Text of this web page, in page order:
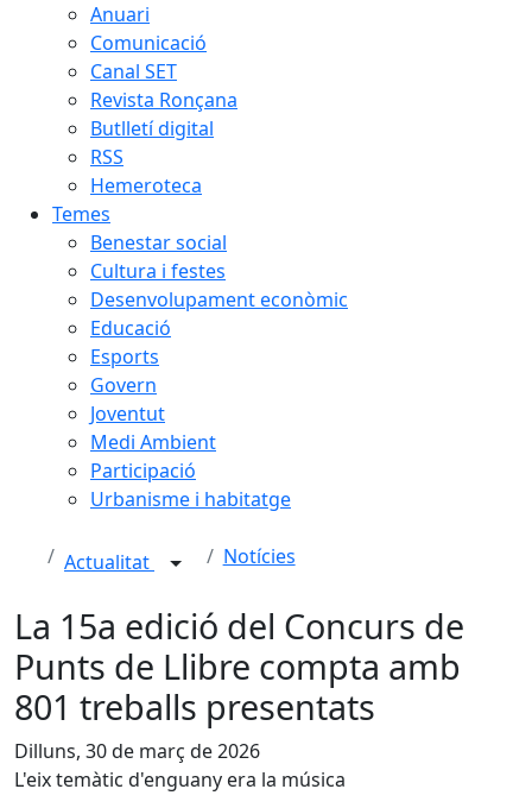
Anuari
Comunicació
Canal SET
Revista Ronçana
Butlletí digital
RSS
Hemeroteca
Temes
Benestar social
Cultura i festes
Desenvolupament econòmic
Educació
Esports
Govern
Joventut
Medi Ambient
Participació
Urbanisme i habitatge
Actualitat Notícies
La 15a edició del Concurs de
Punts de Llibre compta amb
801 treballs presentats
Dilluns, 30 de març de 2026
L'eix temàtic d'enguany era la música